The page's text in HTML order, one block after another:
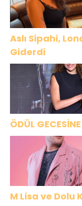
Aslı Sipahi,
Giderdi
ÖDÜL
M Lisa ve Dolu